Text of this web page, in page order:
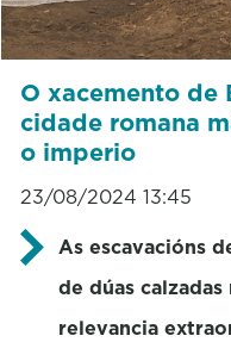
O xacemento de
cidade romana
o imperio
23/08/2024 13:45
As escavacións
de dúas
relevancia